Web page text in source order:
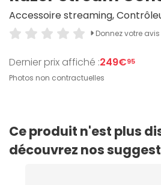
Accessoire streaming,
Donnez votre avis
Dernier prix affiché :249€95
Photos non contractuelles
Ce produit n'est plus
découvrez nos